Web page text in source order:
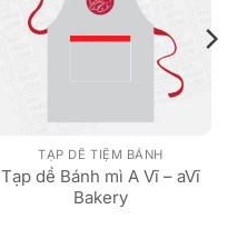
TẠP DỀ TIỆM BÁNH
Tạp dề Bánh mì A Vĩ – aVĩ
Bakery